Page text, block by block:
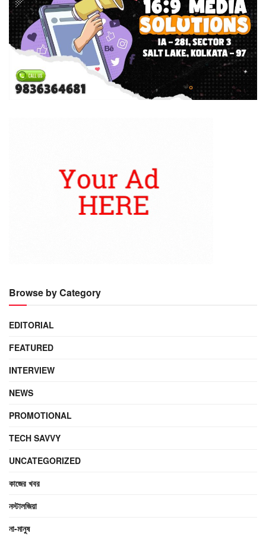
Browse by Category
EDITORIAL
FEATURED
INTERVIEW
NEWS
PROMOTIONAL
TECH SAVVY
UNCATEGORIZED
কাজের খবর
নস্টালজিয়া
না-মানুষ